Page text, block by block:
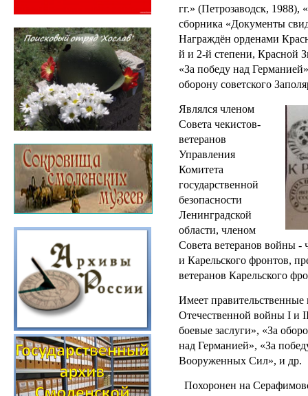
гг.» (Петрозаводск,
сборника «Документы
Награждён орденами
й и 2-й степени, Красной
«За победу над
оборону советского
Являлся членом
Совета чекистов-
ветеранов
Управления
Комитета
государственной
безопасности
Ленинградской
области, членом
Совета ветеранов войны -
и Карельского фронтов,
ветеранов Карельского
Имеет
Отечественной войны I и
боевые заслуги», «За
над Германией», «За
Вооруженных Сил», и др.
Похоронен на